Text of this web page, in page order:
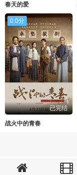
春天的爱
0.0分
已完结
战火中的青春